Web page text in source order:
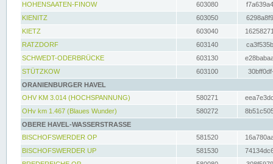
HOHENSAATEN-FINOW
603080
KIENITZ
603050
KIETZ
603040
RATZDORF
603140
SCHWEDT-ODERBRÜCKE
603130
STÜTZKOW
603100
ORANIENBURGER HAVEL
OHV KM 3.014 (HOCHSPANNUNG)
580271
OHv km 1.467 (Blaues Wunder)
580272
OBERE HAVEL-WASSERSTRASSE
BISCHOFSWERDER OP
581520
BISCHOFSWERDER UP
581530